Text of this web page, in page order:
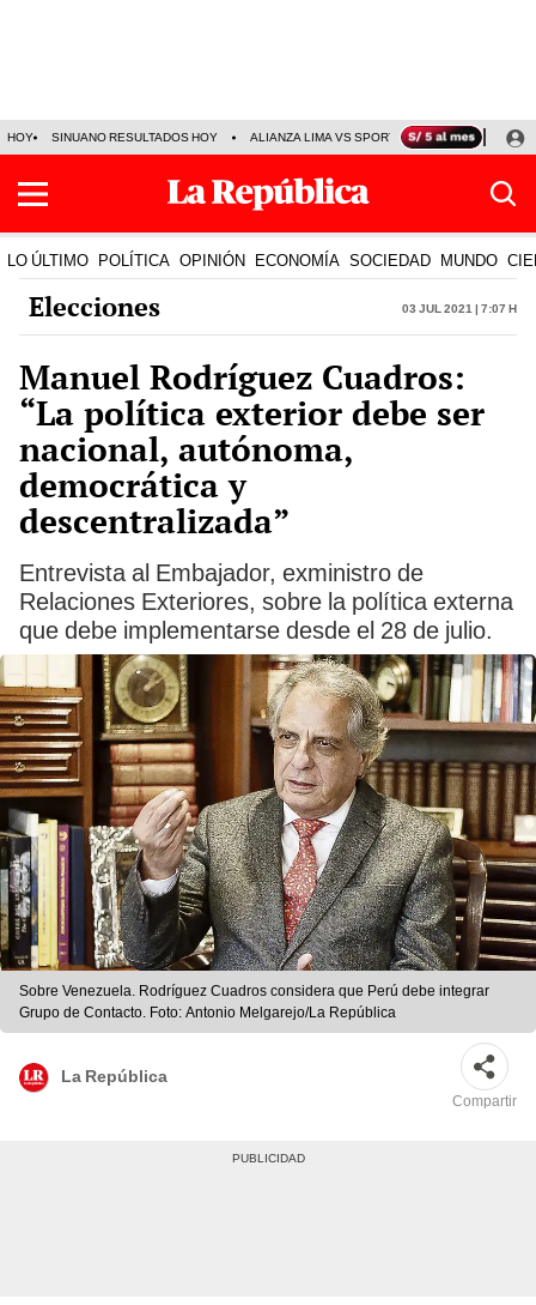
HOY SINUANO RESULTADOS HOY ALIANZA LIMA VS SPORT BOYS JORGE
LO ÚLTIMO POLÍTICA OPINIÓN ECONOMÍA SOCIEDAD MUNDO
Elecciones 03 Jul 2021 | 7:07 h
Manuel Rodríguez Cuadros:
“La política exterior debe ser
nacional, autónoma,
democrática y
descentralizada”
Entrevista al Embajador, exministro de
Relaciones Exteriores, sobre la política externa
que debe implementarse desde el 28 de julio.
Sobre Venezuela. Rodríguez Cuadros considera que Perú debe integrar
Grupo de Contacto. Foto: Antonio Melgarejo/La República
La República
Compartir